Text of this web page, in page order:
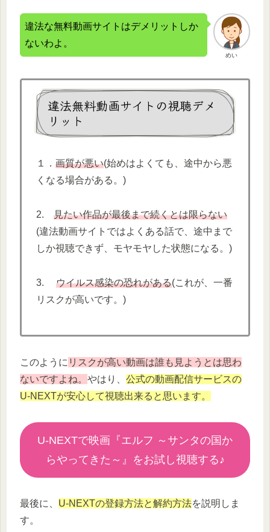
めい
違法な無料動画サイトはデメリットしか
ないわよ。
違法無料動画サイトの視聴デメ
リット
１． 画質が悪い(始めはよくても、途中から悪
くなる場合がある。)
2. 見たい作品が最後まで続くとは限らない
(違法動画サイトではよくある話で、途中まで
しか視聴できず、モヤモヤした状態になる。)
3. ウイルス感染の恐れがある(これが、一番
リスクが高いです。)
このように リスクが高い動画は誰も見ようとは思わ
ないですよね。 やはり、 公式の動画配信サービスの
U-NEXTが安心して視聴出来ると思います。
U-NEXTで映画『エルフ ～サンタの国か
らやってきた～ 』をお試し視聴する♪
最後に、 U-NEXTの登録方法と解約方法を説明しま
す。